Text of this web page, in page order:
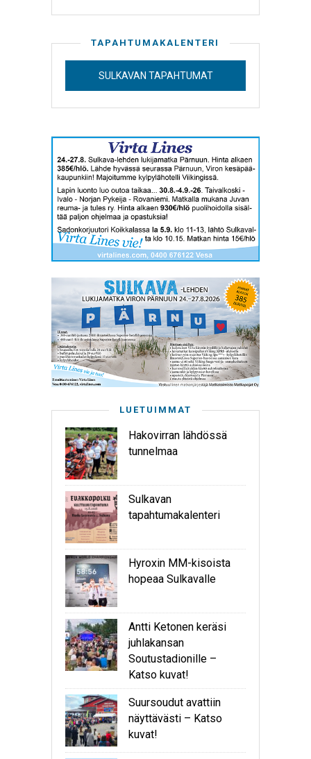
TAPAHTUMAKALENTERI
SULKAVAN TAPAHTUMAT
LUETUIMMAT
Hakovirran lähdössä
tunnelmaa
Sulkavan
tapahtumakalenteri
Hyroxin MM-kisoista
hopeaa Sulkavalle
Antti Ketonen keräsi
juhlakansan
Soutustadionille –
Katso kuvat!
Suursoudut avattiin
näyttävästi – Katso
kuvat!